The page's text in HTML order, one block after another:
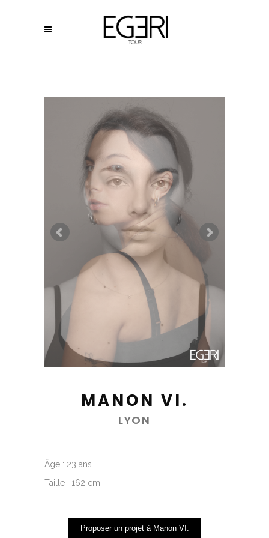
MANON VI.
LYON
Âge : 23 ans
Taille : 162 cm
Proposer un projet à Manon VI.